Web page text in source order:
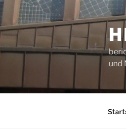
Zum
Inhalt
springen
und